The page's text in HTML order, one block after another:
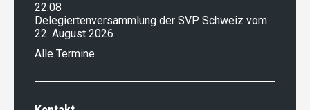
22.08
Delegiertenversammlung der SVP Schweiz vom
22. August 2026
Alle Termine